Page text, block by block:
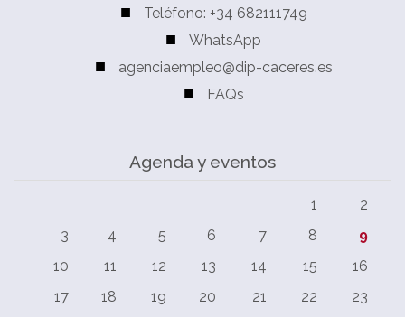
Teléfono: +34 682111749
WhatsApp
agenciaempleo@dip-caceres.es
FAQs
Agenda y eventos
1
2
3
4 5 6 7 8
9
10
11 12 13 14 15
16
17
18 19 20 21 22
23